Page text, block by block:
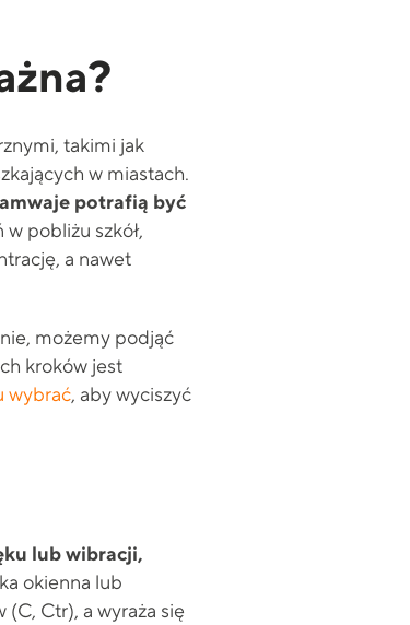
takimi jak
w miastach.
potrafią być
pobliżu szkół,
a nawet
możemy podjąć
kroków jest
wybrać, aby wyciszyć
lub wibracji,
okienna lub
Ctr), a wyraża się